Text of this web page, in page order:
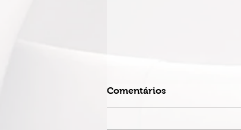
Comentários